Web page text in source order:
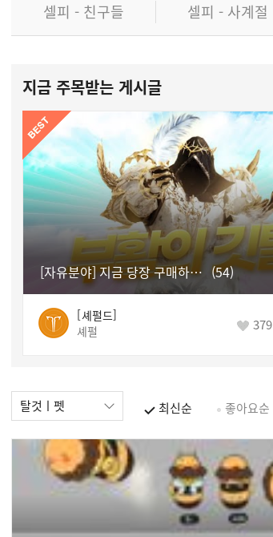
셀피 - 친구들 셀피 - 사계절
지금 주목받는 게시글
[자유분야] 지금 당장 구매하세요!!! ★☆부활의 깃털☆★ 54
셰펄드
셰펄
379
탈것ㅣ펫 최신순 좋아요순